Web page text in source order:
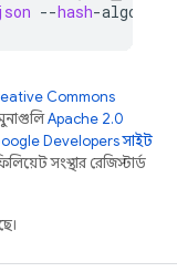
--hash-algo
Commons
Apache 2.0
Developers সাইট
সংস্থার রেজিস্টার্ড